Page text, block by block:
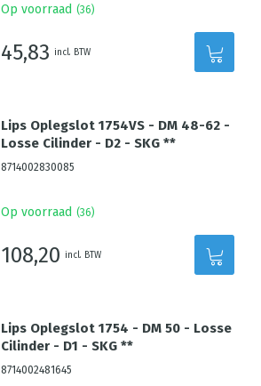
Op voorraad (36)
45,83 incl. BTW
Lips Oplegslot 1754VS - DM 48-62 -
Losse Cilinder - D2 - SKG **
8714002830085
Op voorraad (36)
108,20 incl. BTW
Lips Oplegslot 1754 - DM 50 - Losse
Cilinder - D1 - SKG **
8714002481645